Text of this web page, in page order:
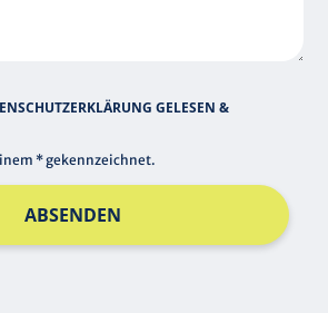
GELESEN &
* gekennzeichnet.
ABSENDEN